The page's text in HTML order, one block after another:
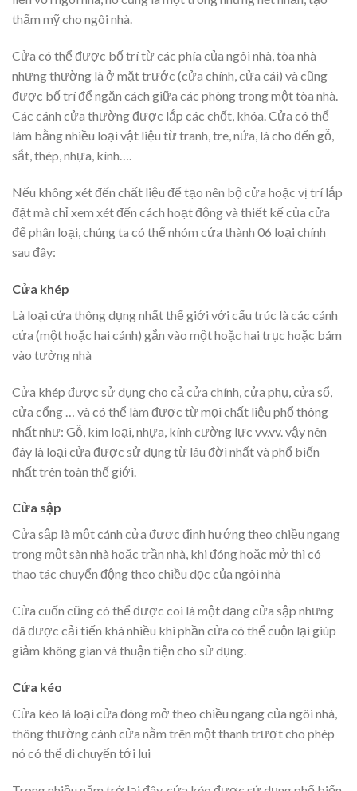
thẩm mỹ cho ngôi nhà.
Cửa có thể được bố trí từ các phía của ngôi nhà, tòa nhà
nhưng thường là ở mặt trước (cửa chính, cửa cái) và cũng
được bố trí để ngăn cách giữa các phòng trong một tòa nhà.
Các cánh cửa thường được lắp các chốt, khóa. Cửa có thể
làm bằng nhiều loại vật liệu từ tranh, tre, nứa, lá cho đến gỗ,
sắt, thép, nhựa, kính….
Nếu không xét đến chất liệu để tạo nên bộ cửa hoặc vị trí lắp
đặt mà chỉ xem xét đến cách hoạt động và thiết kế của cửa
để phân loại, chúng ta có thể nhóm cửa thành 06 loại chính
sau đây:
Cửa khép
Là loại cửa thông dụng nhất thế giới với cấu trúc là các cánh
cửa (một hoặc hai cánh) gắn vào một hoặc hai trục hoặc bám
vào tường nhà
Cửa khép được sử dụng cho cả cửa chính, cửa phụ, cửa sổ,
cửa cổng … và có thể làm được từ mọi chất liệu phổ thông
nhất như: Gỗ, kim loại, nhựa, kính cường lực vv.vv. vậy nên
đây là loại cửa được sử dụng từ lâu đời nhất và phổ biến
nhất trên toàn thế giới.
Cửa sập
Cửa sập là một cánh cửa được định hướng theo chiều ngang
trong một sàn nhà hoặc trần nhà, khi đóng hoặc mở thì có
thao tác chuyển động theo chiều dọc của ngôi nhà
Cửa cuốn cũng có thể được coi là một dạng cửa sập nhưng
đã được cải tiến khá nhiều khi phần cửa có thể cuộn lại giúp
giảm không gian và thuận tiện cho sử dụng.
Cửa kéo
Cửa kéo là loại cửa đóng mở theo chiều ngang của ngôi nhà,
thông thường cánh cửa nằm trên một thanh trượt cho phép
nó có thể di chuyển tới lui